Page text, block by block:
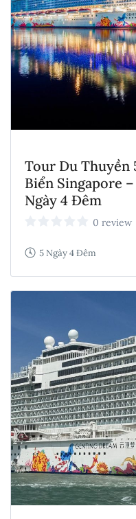
Tour Du Thuyền
Biển Singapore
Ngày 4 Đêm
0 review
5 Ngày 4 Đêm